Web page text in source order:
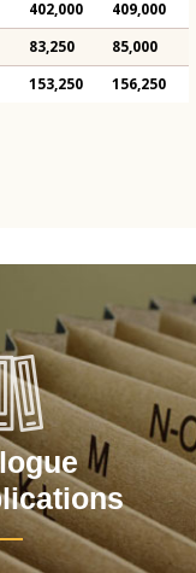
402,000 409,000
83,250 85,000
153,250 156,250